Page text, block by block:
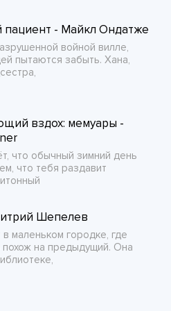
пациент - Майкл Ондатже
войной вилле,
пытаются забыть. Хана,
вздох: мемуары -
что обычный зимний день
что тебя раздавит
Шепелев
маленьком городке, где
на предыдущий. Она